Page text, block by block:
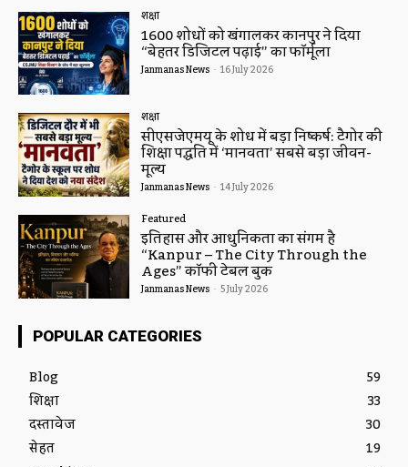
शिक्षा
1600 शोधों को खंगालकर कानपुर ने दिया
“बेहतर डिजिटल पढ़ाई” का फॉर्मूला
Janmanas News - 16 July 2026
शिक्षा
सीएसजेएमयू के शोध में बड़ा निष्कर्ष: टैगोर की
शिक्षा पद्धति में ‘मानवता’ सबसे बड़ा जीवन-
मूल्य
Janmanas News - 14 July 2026
Featured
इतिहास और आधुनिकता का संगम है
“Kanpur – The City Through the
Ages” कॉफी टेबल बुक
Janmanas News - 5 July 2026
POPULAR CATEGORIES
Blog
59
शिक्षा
33
दस्तावेज
30
सेहत
19